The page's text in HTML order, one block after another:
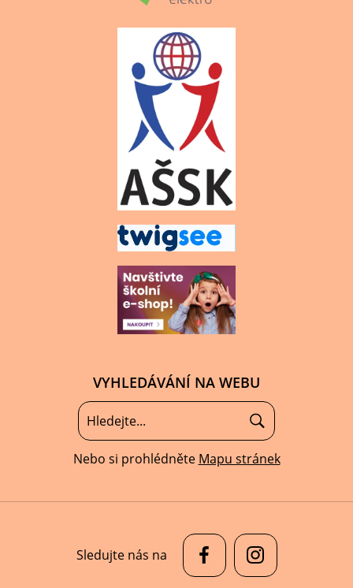
VYHLEDÁVÁNÍ NA WEBU
Nebo si prohlédněteMapu stránek
Sledujte nás na